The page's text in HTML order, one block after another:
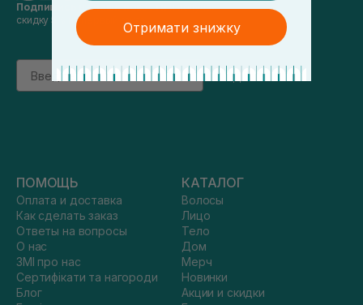
Подпишись на наши новостии получай
скидку 5% на первый заказ
Email
підписатись
ПОМОЩЬ
Оплата и доставка
Как сделать заказ
Ответы на вопросы
О нас
ЗМІ про нас
Сертифікати та нагороди
Блог
КАТАЛОГ
Волосы
Лицо
Тело
Дом
Мерч
Новинки
Акции и скидки
Отримати знижку